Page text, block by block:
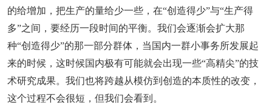
的给增加，把生产的量给少一些，在“创造得少”与“生产得
多”之间，要经历一段时间的平衡。我们会逐渐会扩大那
种“创造得少”的那一部分群体，当国内一群小事务所发展起
来的时候，这时候国内极有可能就会出现一些“高精尖”的技
术研究成果。我们也将跨越从模仿到创造的本质性的改变，
这个过程不会很短，但我们会看到。